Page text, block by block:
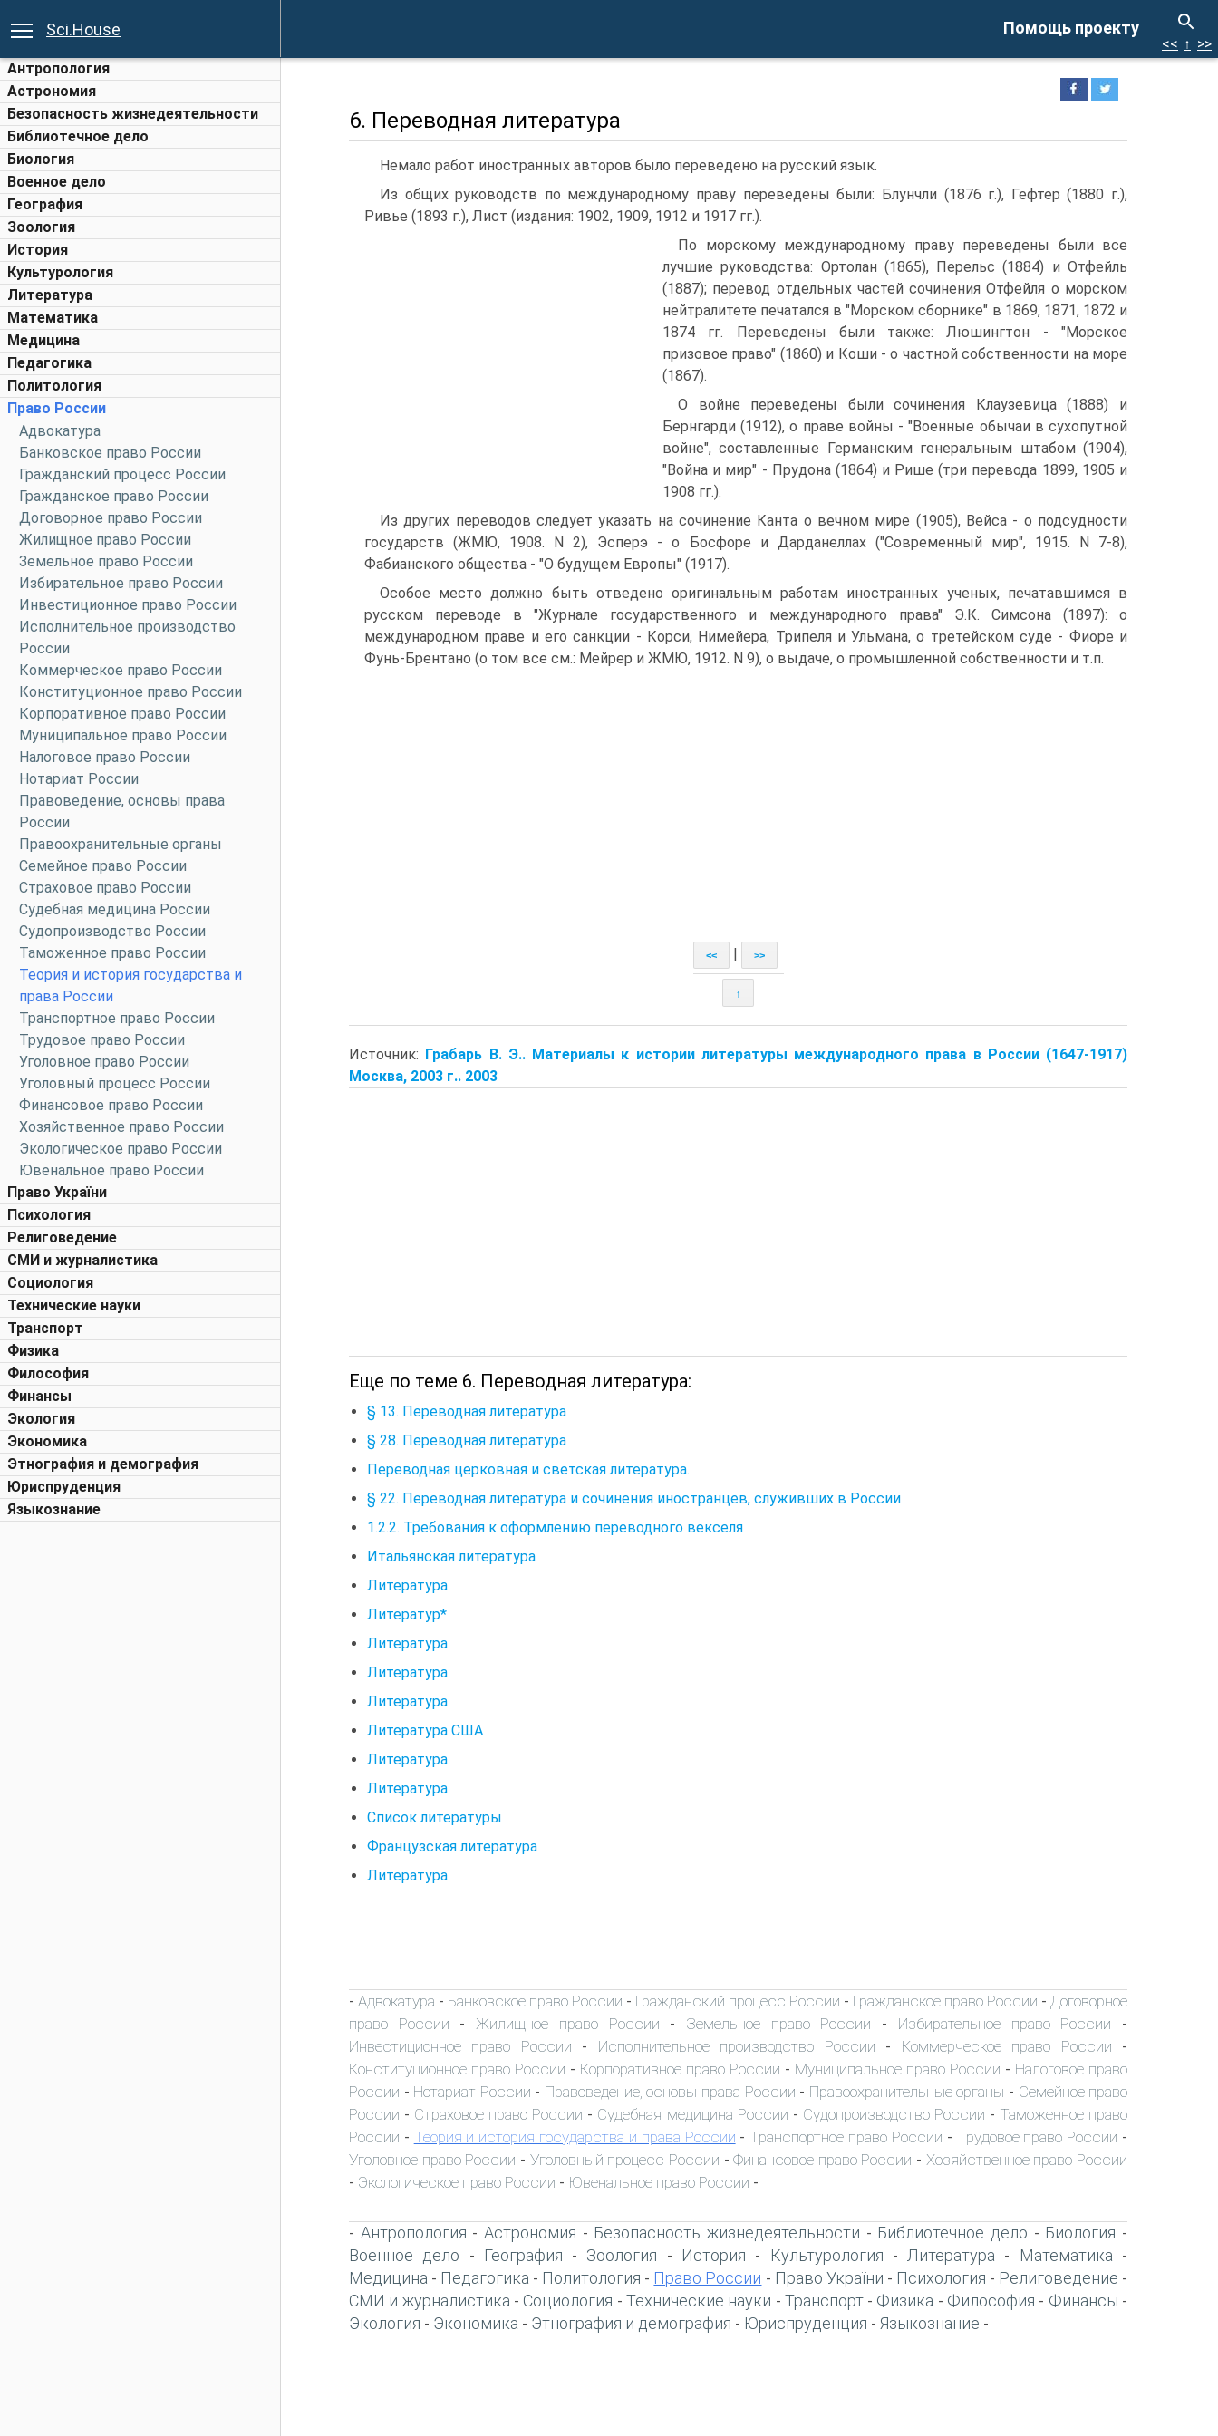
Помощь проекту
Sci.House
Антропология
Астрономия
Безопасность жизнедеятельности
Библиотечное дело
Биология
Военное дело
География
Зоология
История
Культурология
Литература
Математика
Медицина
Педагогика
Политология
Право России
Адвокатура
Банковское право России
Гражданский процесс России
Гражданское право России
Договорное право России
Жилищное право России
Земельное право России
Избирательное право России
Инвестиционное право России
Исполнительное производство
России
Коммерческое право России
Конституционное право России
Корпоративное право России
Муниципальное право России
Налоговое право России
Нотариат России
Правоведение, основы права
России
Правоохранительные органы
Семейное право России
Страховое право России
Судебная медицина России
Судопроизводство России
Таможенное право России
Теория и история государства и
права России
Транспортное право России
Трудовое право России
Уголовное право России
Уголовный процесс России
Финансовое право России
Хозяйственное право России
Экологическое право России
Ювенальное право России
Право України
Психология
Религоведение
СМИ и журналистика
Социология
Технические науки
Транспорт
Физика
Философия
Финансы
Экология
Экономика
Этнография и демография
Юриспруденция
Языкознание
<< ↑ >>
6. Переводная литература
Немало работ иностранных авторов было переведено на русский язык.
Из общих руководств по международному праву переведены были: Блунчли (1876 г.), Гефтер (1880 г.),
Ривье (1893 г.), Лист (издания: 1902, 1909, 1912 и 1917 гг.).
По морскому международному праву переведены были все
лучшие руководства: Ортолан (1865), Перельс (1884) и Отфейль
(1887); перевод отдельных частей сочинения Отфейля о морском
нейтралитете печатался в "Морском сборнике" в 1869, 1871, 1872 и
1874 гг. Переведены были также: Люшингтон - "Морское
призовое право" (1860) и Коши - о частной собственности на море
(1867).
О войне переведены были сочинения Клаузевица (1888) и
Бернгарди (1912), о праве войны - "Военные обычаи в сухопутной
войне", составленные Германским генеральным штабом (1904),
"Война и мир" - Прудона (1864) и Рише (три перевода 1899, 1905 и
1908 гг.).
Из других переводов следует указать на сочинение Канта о вечном мире (1905), Вейса - о подсудности
государств (ЖМЮ, 1908. N 2), Эсперэ - о Босфоре и Дарданеллах ("Современный мир", 1915. N 7-8),
Фабианского общества - "О будущем Европы" (1917).
Особое место должно быть отведено оригинальным работам иностранных ученых, печатавшимся в
русском переводе в "Журнале государственного и международного права" Э.К. Симсона (1897): о
международном праве и его санкции - Корси, Нимейера, Трипеля и Ульмана, о третейском суде - Фиоре и
Фунь-Брентано (о том все см.: Мейрер и ЖМЮ, 1912. N 9), о выдаче, о промышленной собственности и т.п.
<< >>
↑
Источник: Грабарь В. Э.. Материалы к истории литературы международного права в России (1647-1917)
Москва, 2003 г.. 2003
Еще по теме 6. Переводная литература:
§ 13. Переводная литература
§ 28. Переводная литература
Переводная церковная и светская литература.
§ 22. Переводная литература и сочинения иностранцев, служивших в России
1.2.2. Требования к оформлению переводного векселя
Итальянская литература
Литература
Литератур*
Литература
Литература
Литература
Литература США
Литература
Литература
Список литературы
Французская литература
Литература
- Адвокатура - Банковское право России - Гражданский процесс России - Гражданское право России - Договорное
право России - Жилищное право России - Земельное право России - Избирательное право России -
Инвестиционное право России - Исполнительное производство России - Коммерческое право России -
Конституционное право России - Корпоративное право России - Муниципальное право России - Налоговое право
России - Нотариат России - Правоведение, основы права России - Правоохранительные органы - Семейное право
России - Страховое право России - Судебная медицина России - Судопроизводство России - Таможенное право
России - Теория и история государства и права России - Транспортное право России - Трудовое право России -
Уголовное право России - Уголовный процесс России -Финансовое право России - Хозяйственное право России
- Экологическое право России - Ювенальное право России -
- Антропология -Астрономия - Безопасность жизнедеятельности - Библиотечное дело - Биология -
Военное дело - География - Зоология - История - Культурология - Литература - Математика -
Медицина - Педагогика - Политология - Право России - Право України - Психология - Религоведение -
СМИ и журналистика - Социология - Технические науки - Транспорт- Физика - Философия - Финансы -
Экология - Экономика - Этнография и демография - Юриспруденция - Языкознание -